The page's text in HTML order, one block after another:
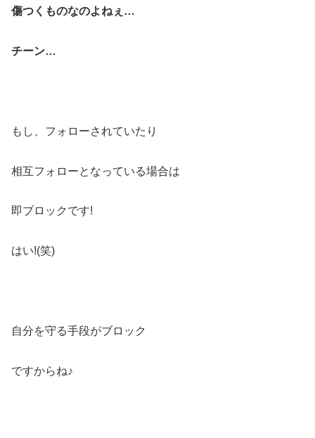
傷つくものなのよねぇ…
チーン…
もし、フォローされていたり
相互フォローとなっている場合は
即ブロックです!
はい!(笑)
自分を守る手段がブロック
ですからね♪